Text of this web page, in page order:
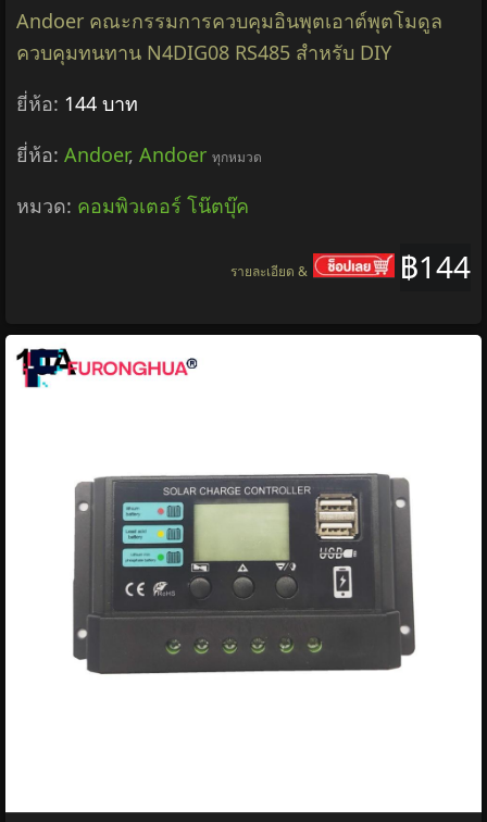
Andoer คณะกรรมการควบคุมอินพุตเอาต์พุตโมดูล
ควบคุมทนทาน N4DIG08 RS485 สำหรับ DIY
ยี่ห้อ: 144 บาท
ยี่ห้อ: Andoer, Andoer ทุกหมวด
หมวด: คอมพิวเตอร์ โน๊ตบุ๊ค
฿144
รายละเอียด &